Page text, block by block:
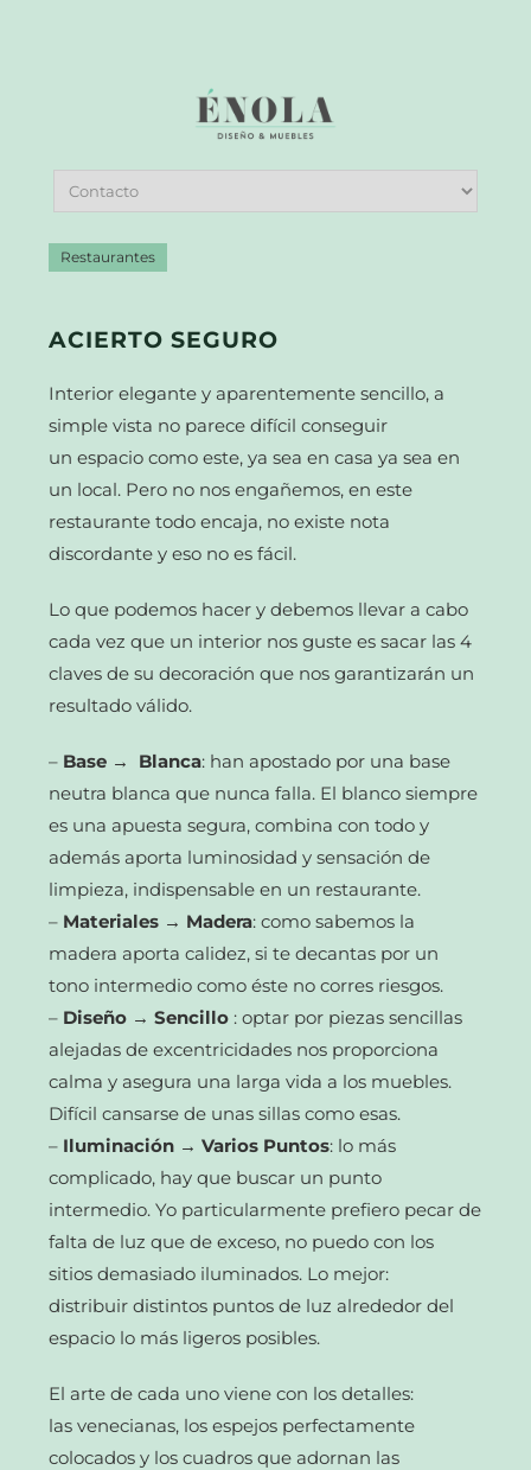
Restaurantes
ACIERTO SEGURO
Interior elegante y aparentemente sencillo, a
simple vista no parece difícil conseguir
un espacio como este, ya sea en casa ya sea en
un local. Pero no nos engañemos, en este
restaurante todo encaja, no existe nota
discordante y eso no es fácil.
Lo que podemos hacer y debemos llevar a cabo
cada vez que un interior nos guste es sacar las 4
claves de su decoración que nos garantizarán un
resultado válido.
– Base → Blanca: han apostado por una base
neutra blanca que nunca falla. El blanco siempre
es una apuesta segura, combina con todo y
además aporta luminosidad y sensación de
limpieza, indispensable en un restaurante.
– Materiales → Madera: como sabemos la
madera aporta calidez, si te decantas por un
tono intermedio como éste no corres riesgos.
– Diseño → Sencillo : optar por piezas sencillas
alejadas de excentricidades nos proporciona
calma y asegura una larga vida a los muebles.
Difícil cansarse de unas sillas como esas.
– Iluminación → Varios Puntos: lo más
complicado, hay que buscar un punto
intermedio. Yo particularmente prefiero pecar de
falta de luz que de exceso, no puedo con los
sitios demasiado iluminados. Lo mejor:
distribuir distintos puntos de luz alrededor del
espacio lo más ligeros posibles.
El arte de cada uno viene con los detalles:
las venecianas, los espejos perfectamente
colocados y los cuadros que adornan las